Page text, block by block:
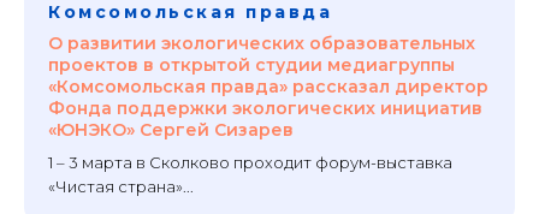
Комсомольская правда
О развитии экологических образовательных
проектов в открытой студии медиагруппы
«Комсомольская правда» рассказал директор
Фонда поддержки экологических инициатив
«ЮНЭКО» Сергей Сизарев
1 – 3 марта в Сколково проходит форум-выставка
«Чистая страна»...